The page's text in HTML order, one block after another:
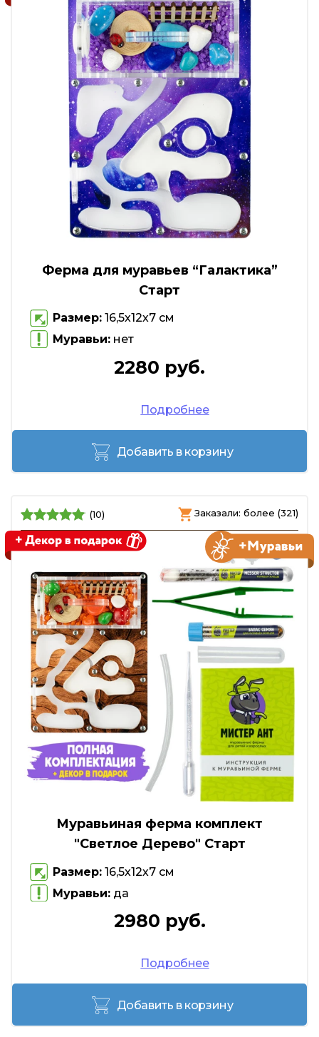
Ферма для муравьев “Галактика”
Старт
Размер: 16,5х12х7 см
Муравьи: нет
2280 руб.
Подробнее
Добавить в корзину
(10) Заказали: более (321)
Муравьиная ферма комплект
"Светлое Дерево" Старт
Размер: 16,5х12х7 см
Муравьи: да
2980 руб.
Подробнее
Добавить в корзину